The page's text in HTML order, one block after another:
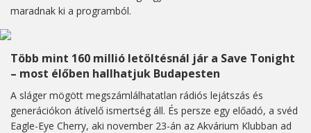
maradnak ki a programból.
Több mint 160 millió letöltésnál jár a Save Tonight
– most élőben hallhatjuk Budapesten
A sláger mögött megszámlálhatatlan rádiós lejátszás és
generációkon átívelő ismertség áll. És persze egy előadó, a svéd
Eagle-Eye Cherry, aki november 23-án az Akvárium Klubban ad